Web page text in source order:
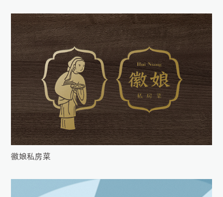
徽娘私房菜